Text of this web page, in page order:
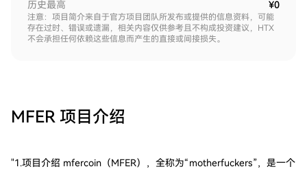
历史最高
¥0
注意：项目简介来自于官方项目团队所发布或提供的信息资料，可能
存在过时、错误或遗漏，相关内容仅供参考且不构成投资建议，HTX
不会承担任何依赖这些信息而产生的直接或间接损失。
MFER 项目介绍
"1.项目介绍 mfercoin（MFER），全称为“motherfuckers”，是一个